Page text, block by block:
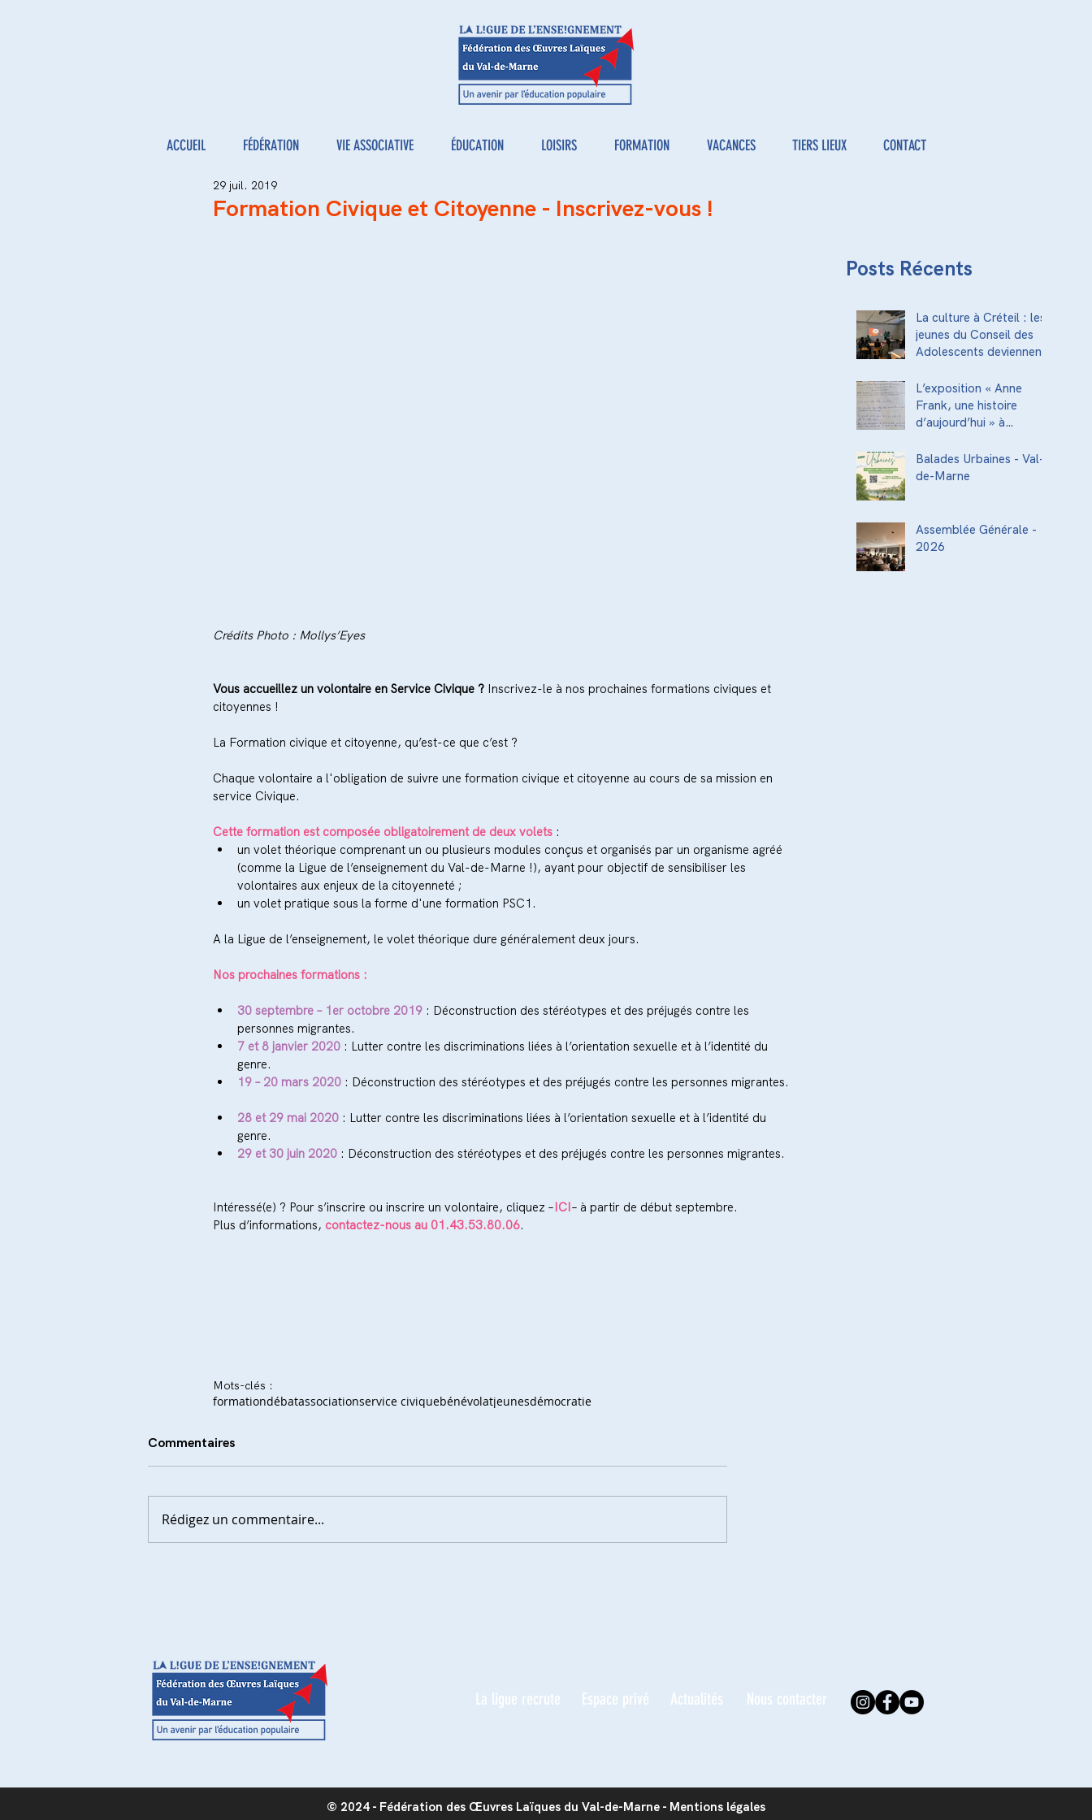
ACCUEIL FÉDÉRATION VIE ASSOCIATIVE ÉDUCATION LOISIRS FORMATION VACANCES TIERS LIEUX CONTACT
Formation Civique et Citoyenne - Inscrivez-vous !
29 juil. 2019
Crédits Photo : Mollys’Eyes
Vous accueillez un volontaire en Service Civique ? Inscrivez-le à nos prochaines formations civiques et
citoyennes !
La Formation civique et citoyenne, qu’est-ce que c’est ?
Chaque volontaire a l'obligation de suivre une formation civique et citoyenne au cours de sa mission en
service Civique.
Cette formation est composée obligatoirement de deux volets :
un volet théorique comprenant un ou plusieurs modules conçus et organisés par un organisme agréé
(comme la Ligue de l’enseignement du Val-de-Marne !), ayant pour objectif de sensibiliser les
volontaires aux enjeux de la citoyenneté ;
un volet pratique sous la forme d'une formation PSC1.
A la Ligue de l’enseignement, le volet théorique dure généralement deux jours.
Nos prochaines formations :
30 septembre – 1er octobre 2019 : Déconstruction des stéréotypes et des préjugés contre les
personnes migrantes.
7 et 8 janvier 2020 : Lutter contre les discriminations liées à l’orientation sexuelle et à l’identité du
genre.
19 – 20 mars 2020 : Déconstruction des stéréotypes et des préjugés contre les personnes migrantes.
28 et 29 mai 2020 : Lutter contre les discriminations liées à l’orientation sexuelle et à l’identité du
genre.
29 et 30 juin 2020 : Déconstruction des stéréotypes et des préjugés contre les personnes migrantes.
Intéressé(e) ? Pour s’inscrire ou inscrire un volontaire, cliquez –ICI– à partir de début septembre.
Plus d’informations, contactez-nous au 01.43.53.80.06.
Mots-clés :
formationdébatassociationservice civiquebénévolatjeunesdémocratie
Commentaires
Rédigez un commentaire...
Posts Récents
La culture à Créteil : les
jeunes du Conseil des
Adolescents deviennent
transmission culturelle
de la ville
L’exposition « Anne
Frank, une histoire
d’aujourd’hui » à
Supérieur du
Professorat et de
Balades Urbaines - Val-
de-Marne
Assemblée Générale -
2026
La ligue recrute Espace privé Actualités Nous contacter
© 2024 - Fédération des Œuvres Laïques du Val-de-Marne - Mentions légales